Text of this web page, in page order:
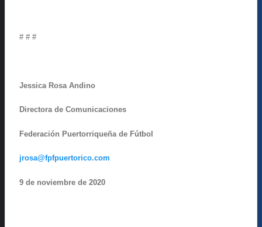
# # #
Jessica Rosa Andino
Directora de Comunicaciones
Federación Puertorriqueña de Fútbol
jrosa@fpfpuertorico.com
9 de noviembre de 2020